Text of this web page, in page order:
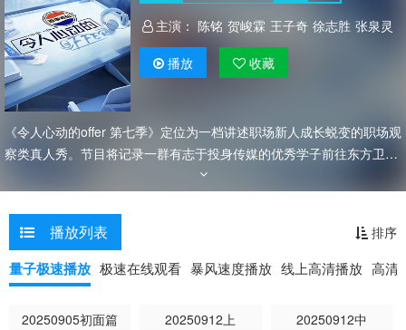
主演： 陈铭 贺峻霖 王子奇 徐志胜 张泉灵
播放 收藏
《令人心动的offer 第七季》定位为一档讲述职场新人成长蜕变的职场观
察类真人秀。节目将记录一群有志于投身传媒的优秀学子前往东方卫
视，开启为期30天的热血实习，并以嘉宾观察团的观察推理引发话题讨
论，描绘大学生群体离开校园、初入职场的热血成长图鉴。
播放列表 排序
量子极速播放 极速在线观看 暴风速度播放 线上高清播放 高清
20250905初面篇 20250912上 20250912中